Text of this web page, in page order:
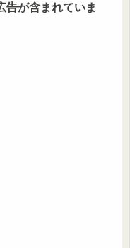
が含まれていま